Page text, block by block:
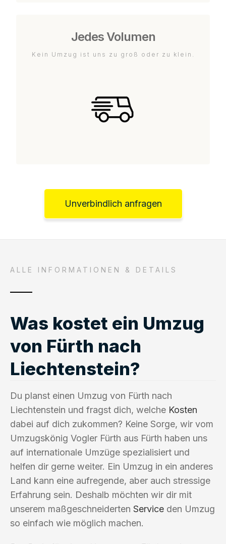
Jedes Volumen
Kein Umzug ist uns zu groß oder zu klein.
Unverbindlich anfragen
ALLE INFORMATIONEN & DETAILS
Was kostet ein Umzug
von Fürth nach
Liechtenstein?
Du planst einen Umzug von Fürth nach
Liechtenstein und fragst dich, welche Kosten
dabei auf dich zukommen? Keine Sorge, wir vom
Umzugskönig Vogler Fürth aus Fürth haben uns
auf internationale Umzüge spezialisiert und
helfen dir gerne weiter. Ein Umzug in ein anderes
Land kann eine aufregende, aber auch stressige
Erfahrung sein. Deshalb möchten wir dir mit
unserem maßgeschneiderten Service den Umzug
so einfach wie möglich machen.